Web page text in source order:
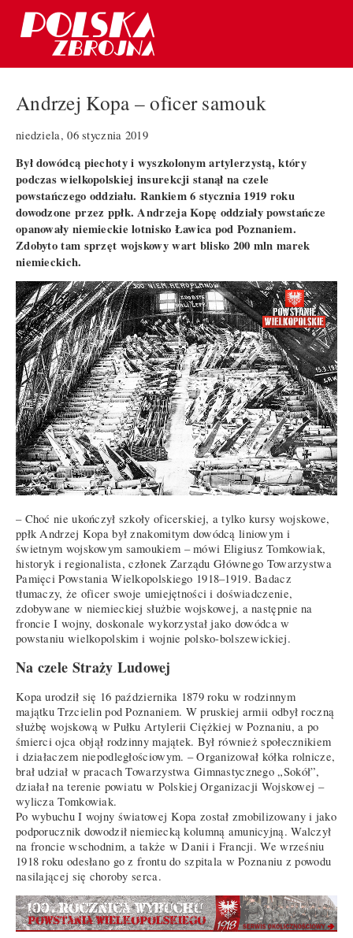
Andrzej Kopa – oficer samouk
niedziela, 06 stycznia 2019
Był dowódcą piechoty i wyszkolonym artylerzystą, który
podczas wielkopolskiej insurekcji stanął na czele
powstańczego oddziału. Rankiem 6 stycznia 1919 roku
dowodzone przez ppłk. Andrzeja Kopę oddziały powstańcze
opanowały niemieckie lotnisko Ławica pod Poznaniem.
Zdobyto tam sprzęt wojskowy wart blisko 200 mln marek
niemieckich.
– Choć nie ukończył szkoły oficerskiej, a tylko kursy wojskowe,
ppłk Andrzej Kopa był znakomitym dowódcą liniowym i
świetnym wojskowym samoukiem – mówi Eligiusz Tomkowiak,
historyk i regionalista, członek Zarządu Głównego Towarzystwa
Pamięci Powstania Wielkopolskiego 1918–1919. Badacz
tłumaczy, że oficer swoje umiejętności i doświadczenie,
zdobywane w niemieckiej służbie wojskowej, a następnie na
froncie I wojny, doskonale wykorzystał jako dowódca w
powstaniu wielkopolskim i wojnie polsko-bolszewickiej.
Na czele Straży Ludowej
Kopa urodził się 16 października 1879 roku w rodzinnym
majątku Trzcielin pod Poznaniem. W pruskiej armii odbył roczną
służbę wojskową w Pułku Artylerii Ciężkiej w Poznaniu, a po
śmierci ojca objął rodzinny majątek. Był również społecznikiem
i działaczem niepodległościowym. – Organizował kółka rolnicze,
brał udział w pracach Towarzystwa Gimnastycznego „Sokół”,
działał na terenie powiatu w Polskiej Organizacji Wojskowej –
wylicza Tomkowiak.
Po wybuchu I wojny światowej Kopa został zmobilizowany i jako
podporucznik dowodził niemiecką kolumną amunicyjną. Walczył
na froncie wschodnim, a także w Danii i Francji. We wrześniu
1918 roku odesłano go z frontu do szpitala w Poznaniu z powodu
nasilającej się choroby serca.